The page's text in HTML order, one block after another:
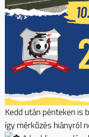
Kedd után pénteken is
így mérkőzés hiányról